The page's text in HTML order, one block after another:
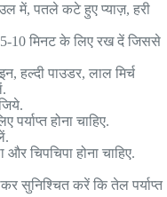
में, पतले कटे हुए प्याज़, हरी
10 मिनट के लिए रख दें जिससे
हल्दी पाउडर, लाल मिर्च
होना चाहिए.
चिपचिपा होना चाहिए.
सुनिश्चित करें कि तेल पर्याप्त